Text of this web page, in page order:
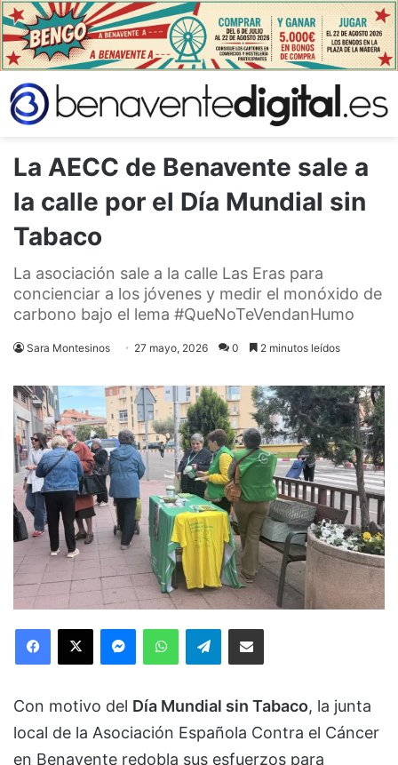
La AECC de Benavente sale a
la calle por el Día Mundial sin
Tabaco
La asociación sale a la calle Las Eras para
concienciar a los jóvenes y medir el monóxido de
carbono bajo el lema #QueNoTeVendanHumo
Sara Montesinos 27 mayo, 2026 0 2 minutos leídos
Facebook
X MessengerWhatsAppTelegramCompartir via Email
Con motivo del Día Mundial sin Tabaco, la junta
local de la Asociación Española Contra el Cáncer
en Benavente redobla sus esfuerzos para